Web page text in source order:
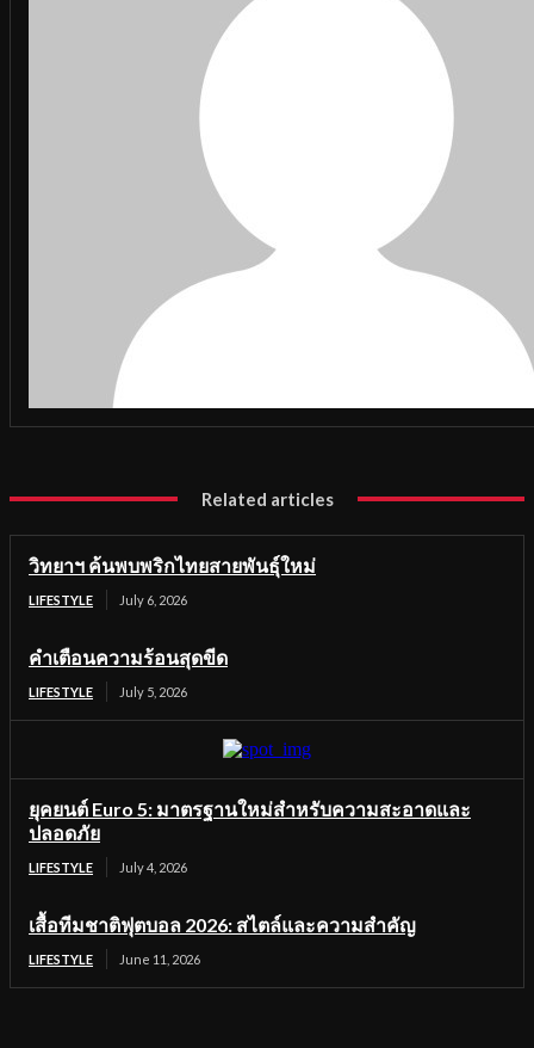
Related articles
วิทยาฯ ค้นพบพริกไทยสายพันธุ์ใหม่
LIFESTYLE July 6, 2026
คำเตือนความร้อนสุดขีด
LIFESTYLE July 5, 2026
ยุคยนต์ Euro 5: มาตรฐานใหม่สำหรับความสะอาดและ
ปลอดภัย
LIFESTYLE July 4, 2026
เสื้อทีมชาติฟุตบอล 2026: สไตล์และความสำคัญ
LIFESTYLE June 11, 2026